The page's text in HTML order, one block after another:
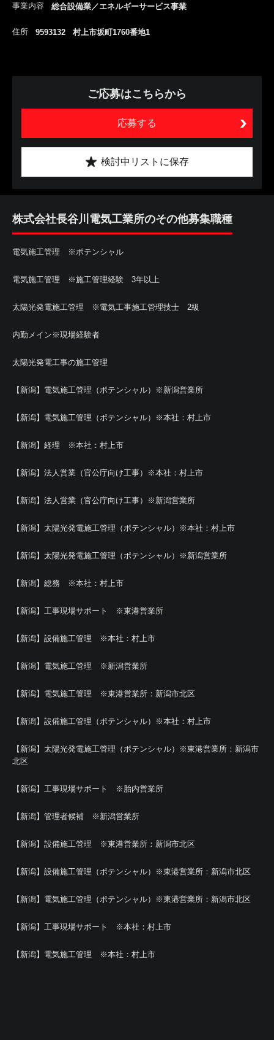
事業内容 総合設備業／エネルギーサービス事業
住所 9593132 村上市坂町1760番地1
ご応募はこちらから
応募する
検討中リストに保存
株式会社長谷川電気工業所のその他募集職種
電気施工管理 ※ポテンシャル
電気施工管理 ※施工管理経験 3年以上
太陽光発電施工管理 ※電気工事施工管理技士 2級
内勤メイン※現場経験者
太陽光発電工事の施工管理
【新潟】電気施工管理（ポテンシャル）※新潟営業所
【新潟】電気施工管理（ポテンシャル）※本社：村上市
【新潟】経理 ※本社：村上市
【新潟】法人営業（官公庁向け工事）※本社：村上市
【新潟】法人営業（官公庁向け工事）※新潟営業所
【新潟】太陽光発電施工管理（ポテンシャル）※本社：村上市
【新潟】太陽光発電施工管理（ポテンシャル）※新潟営業所
【新潟】総務 ※本社：村上市
【新潟】工事現場サポート ※東港営業所
【新潟】設備施工管理 ※本社：村上市
【新潟】電気施工管理 ※新潟営業所
【新潟】電気施工管理 ※東港営業所：新潟市北区
【新潟】設備施工管理（ポテンシャル）※本社：村上市
【新潟】太陽光発電施工管理（ポテンシャル）※東港営業所：新潟市
北区
【新潟】工事現場サポート ※胎内営業所
【新潟】管理者候補 ※新潟営業所
【新潟】設備施工管理 ※東港営業所：新潟市北区
【新潟】設備施工管理（ポテンシャル）※東港営業所：新潟市北区
【新潟】電気施工管理（ポテンシャル）※東港営業所：新潟市北区
【新潟】工事現場サポート ※本社：村上市
【新潟】電気施工管理 ※本社：村上市